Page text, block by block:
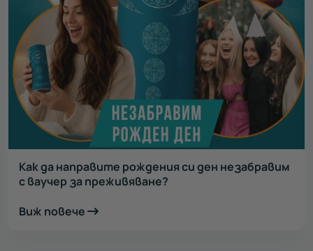
Как да направите рождения си ден незабравим
с ваучер за преживяване?
Виж повече